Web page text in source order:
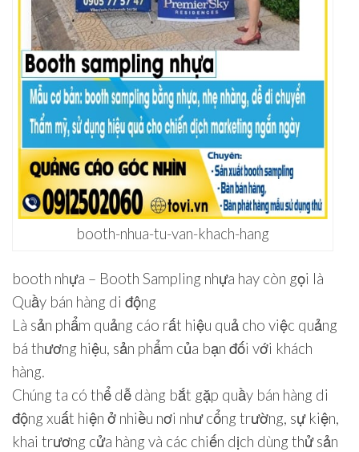
booth-nhua-tu-van-khach-hang
booth nhựa – Booth Sampling nhựa hay còn gọi là
Quầy bán hàng di động
Là sản phẩm quảng cáo rất hiệu quả cho việc quảng
bá thương hiệu, sản phẩm của bạn đối với khách
hàng.
Chúng ta có thể dễ dàng bắt gặp quầy bán hàng di
động xuất hiện ở nhiều nơi như cổng trường, sự kiện,
khai trương cửa hàng và các chiến dịch dùng thử sản